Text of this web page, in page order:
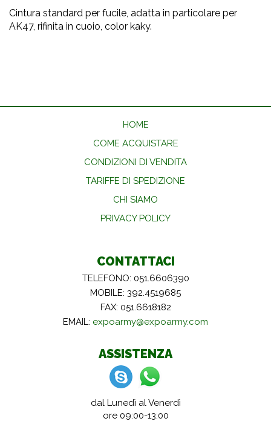
Cintura standard per fucile, adatta in particolare per
AK47, rifinita in cuoio, color kaky.
HOME
COME ACQUISTARE
CONDIZIONI DI VENDITA
TARIFFE DI SPEDIZIONE
CHI SIAMO
PRIVACY POLICY
CONTATTACI
TELEFONO: 051.6606390
MOBILE: 392.4519685
FAX: 051.6618182
EMAIL: expoarmy@expoarmy.com
ASSISTENZA
dal Lunedì al Venerdì
ore 09:00-13:00